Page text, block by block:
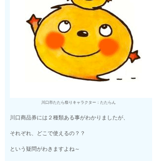
川口市たたら祭りキャラクター：たたらん
川口商品券には２種類ある事がわかりましたが、
それぞれ、どこで使えるの？？
という疑問がわきますよね～